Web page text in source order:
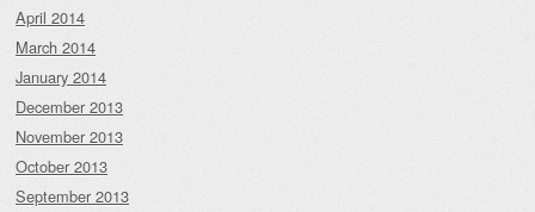
April 2014
March 2014
January 2014
December 2013
November 2013
October 2013
September 2013